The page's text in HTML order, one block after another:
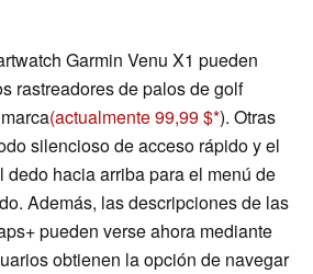
Garmin Venu X1 pueden
rastreadores de palos de golf
(actualmente 99,99 $ ). Otras
silencioso de acceso rápido y el
hacia arriba para el menú de
Además, las descripciones de las
pueden verse ahora mediante
obtienen la opción de navegar